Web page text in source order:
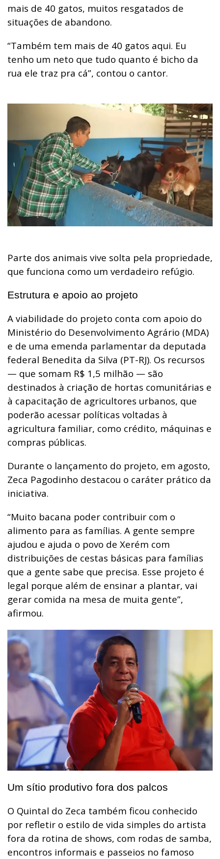
mais de 40 gatos, muitos resgatados de
situações de abandono.
“Também tem mais de 40 gatos aqui. Eu
tenho um neto que tudo quanto é bicho da
rua ele traz pra cá”, contou o cantor.
Parte dos animais vive solta pela propriedade,
que funciona como um verdadeiro refúgio.
Estrutura e apoio ao projeto
A viabilidade do projeto conta com apoio do
Ministério do Desenvolvimento Agrário (MDA)
e de uma emenda parlamentar da deputada
federal Benedita da Silva (PT-RJ). Os recursos
— que somam R$ 1,5 milhão — são
destinados à criação de hortas comunitárias e
à capacitação de agricultores urbanos, que
poderão acessar políticas voltadas à
agricultura familiar, como crédito, máquinas e
compras públicas.
Durante o lançamento do projeto, em agosto,
Zeca Pagodinho destacou o caráter prático da
iniciativa.
“Muito bacana poder contribuir com o
alimento para as famílias. A gente sempre
ajudou e ajuda o povo de Xerém com
distribuições de cestas básicas para famílias
que a gente sabe que precisa. Esse projeto é
legal porque além de ensinar a plantar, vai
gerar comida na mesa de muita gente”,
afirmou.
Um sítio produtivo fora dos palcos
O Quintal do Zeca também ficou conhecido
por refletir o estilo de vida simples do artista
fora da rotina de shows, com rodas de samba,
encontros informais e passeios no famoso